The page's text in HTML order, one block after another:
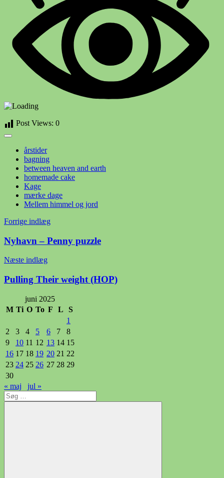
Post Views: 0
årstider
bagning
between heaven and earth
homemade cake
Kage
mærke dage
Mellem himmel og jord
Indlægsnavigation
Forrige indlæg
Nyhavn – Penny puzzle
Næste indlæg
Pulling Their weight (HOP)
juni 2025
M Ti O To F L
S
1
2
3 4 5 6 7
8
9
10 11 12 13 14 15
16 17 18 19 20 21 22
23 24 25 26 27 28 29
30
« maj
jul »
Søg
efter: